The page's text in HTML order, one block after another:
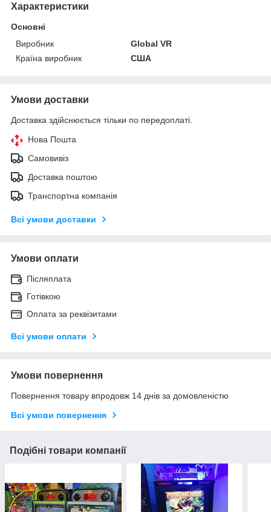
Характеристики
Основні
Виробник
Global VR
Країна виробник
США
Умови доставки
Доставка здійснюється тільки по передоплаті.
Нова Пошта
Самовивіз
Доставка поштою
Транспортна компанія
Всі умови доставки
Умови оплати
Післяплата
Готівкою
Оплата за реквізитами
Всі умови оплати
Умови повернення
Повернення товару впродовж 14 днів за домовленістю
Всі умови повернення
Подібні товари компанії